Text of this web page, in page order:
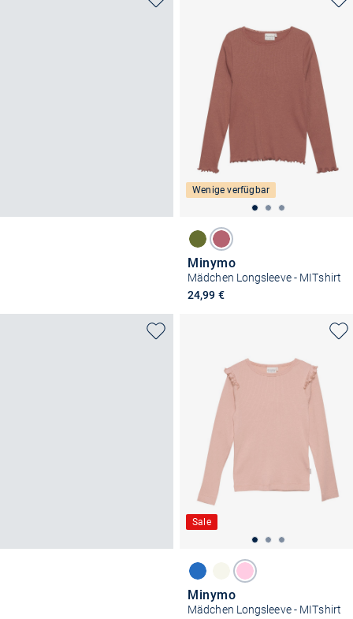
Wenige verfügbar
Minymo
Mädchen Longsleeve - MITshirt
24,99 €
Sale
Minymo
Mädchen Longsleeve - MITshirt